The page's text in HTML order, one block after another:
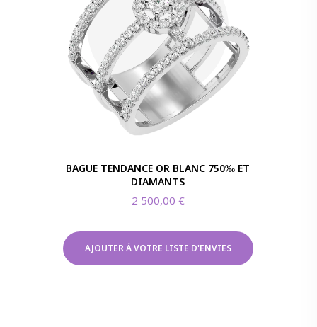
BAGUE TENDANCE OR BLANC 750‰ ET
DIAMANTS
2 500,00 €
AJOUTER À VOTRE LISTE D'ENVIES